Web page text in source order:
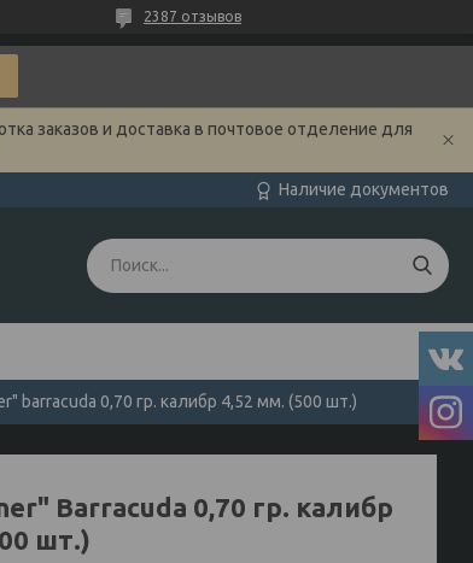
2387 отзывов
заказов и доставка в почтовое отделение для
Наличие документов
barracuda 0,70 гр. калибр 4,52 мм. (500 шт.)
Barracuda 0,70 гр. калибр
шт.)